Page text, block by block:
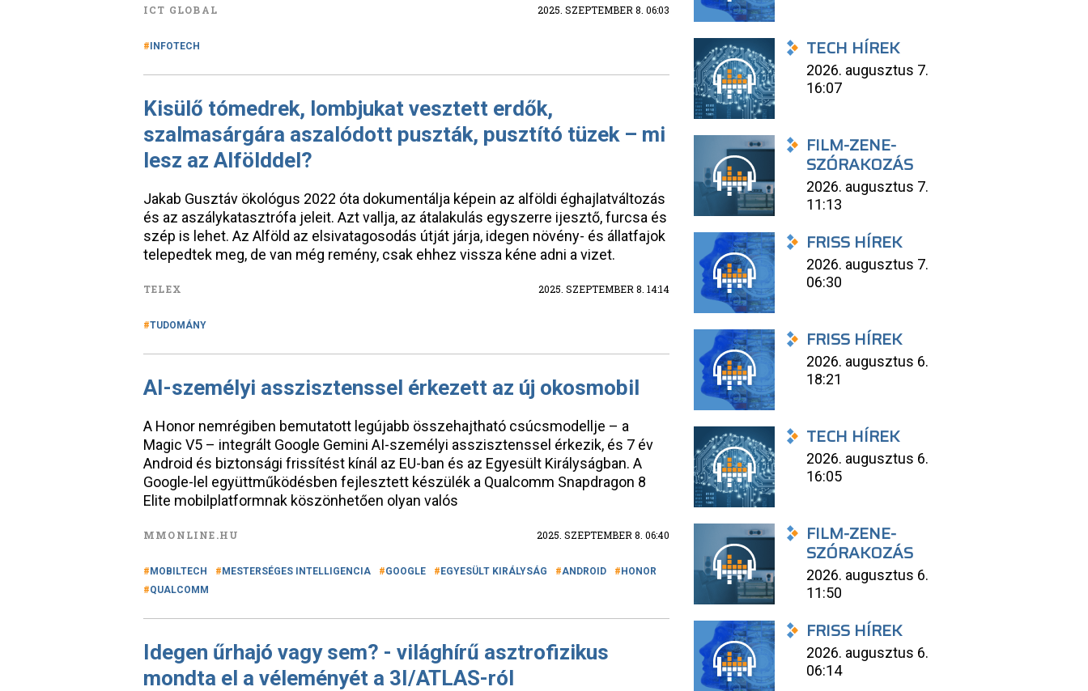
ICT GLOBAL 2025. SZEPTEMBER 8. 06:03
INFOTECH
Kisülő tómedrek, lombjukat vesztett erdők,
szalmasárgára aszalódott puszták, pusztító tüzek – mi
lesz az Alfölddel?
Jakab Gusztáv ökológus 2022 óta dokumentálja képein az alföldi éghajlatváltozás
és az aszálykatasztrófa jeleit. Azt vallja, az átalakulás egyszerre ijesztő, furcsa és
szép is lehet. Az Alföld az elsivatagosodás útját járja, idegen növény- és állatfajok
telepedtek meg, de van még remény, csak ehhez vissza kéne adni a vizet.
TELEX 2025. SZEPTEMBER 8. 14:14
TUDOMÁNY
AI-személyi asszisztenssel érkezett az új okosmobil
A Honor nemrégiben bemutatott legújabb összehajtható csúcsmodellje – a
Magic V5 – integrált Google Gemini AI-személyi asszisztenssel érkezik, és 7 év
Android és biztonsági frissítést kínál az EU-ban és az Egyesült Királyságban. A
Google-lel együttműködésben fejlesztett készülék a Qualcomm Snapdragon 8
Elite mobilplatformnak köszönhetően olyan valós
MMONLINE.HU 2025. SZEPTEMBER 8. 06:40
MOBILTECH MESTERSÉGES INTELLIGENCIA GOOGLE EGYESÜLT KIRÁLYSÁG ANDROID
HONOR
QUALCOMM
Idegen űrhajó vagy sem? - világhírű asztrofizikus
mondta el a véleményét a 3I/ATLAS-ról
TECH HÍREK
2026. augusztus 7.
16:07
FILM-ZENE-
SZÓRAKOZÁS
2026. augusztus 7.
11:13
FRISS HÍREK
2026. augusztus 7.
06:30
FRISS HÍREK
2026. augusztus 6.
18:21
TECH HÍREK
2026. augusztus 6.
16:05
FILM-ZENE-
SZÓRAKOZÁS
2026. augusztus 6.
11:50
FRISS HÍREK
2026. augusztus 6.
06:14